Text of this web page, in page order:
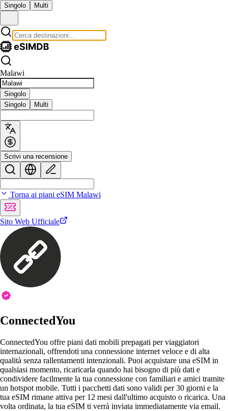
Singolo Multi
Malawi
Singolo
Singolo
Multi
Scrivi una recensione
Torna ai piani eSIM Malawi
Sito Web Ufficiale
ConnectedYou
ConnectedYou offre piani dati mobili prepagati per viaggiatori
internazionali, offrendoti una connessione internet veloce e di alta
qualità senza rallentamenti intenzionali. Puoi acquistare una eSIM in
qualsiasi momento, ricaricarla quando hai bisogno di più dati e
condividere facilmente la tua connessione con familiari e amici tramite
un hotspot mobile. Tutti i pacchetti dati sono validi per 30 giorni e la
tua eSIM rimane attiva per 12 mesi dall'ultimo acquisto o ricarica. Una
volta ordinata, la tua eSIM ti verrà inviata immediatamente via email.